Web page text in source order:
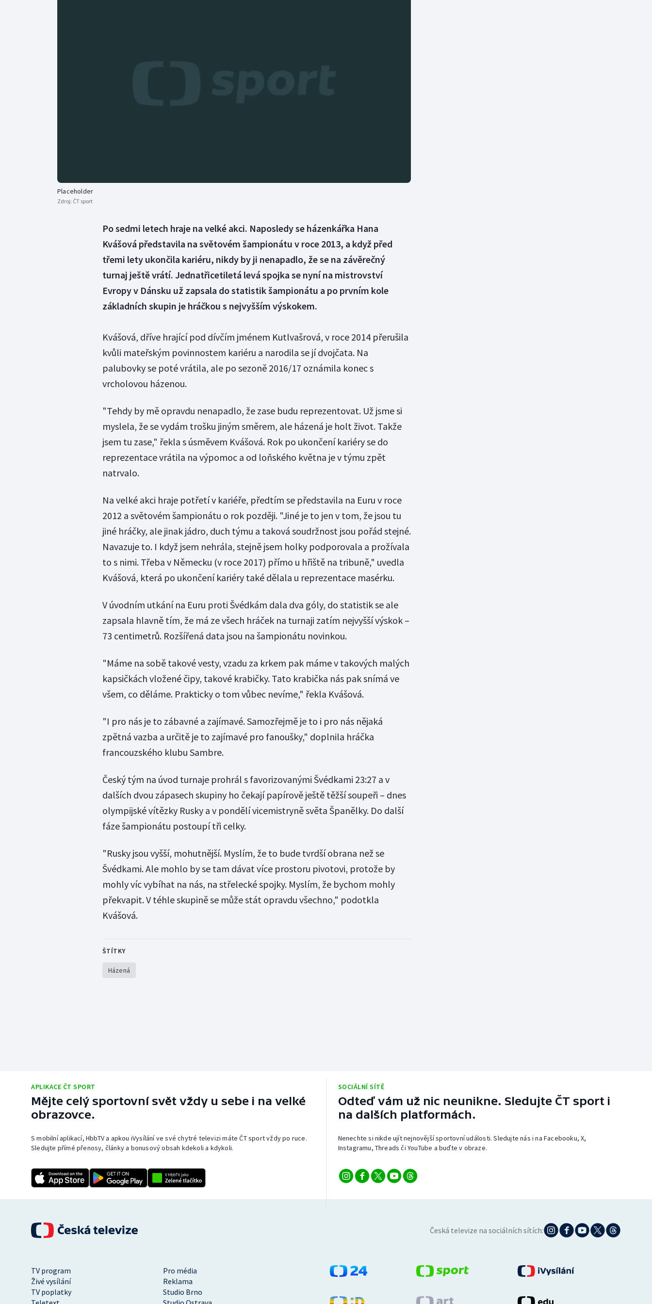
Parasport
Placeholder
Zdroj: ČT sport
Po sedmi letech hraje na velké akci. Naposledy se házenkářka Hana
Kvášová představila na světovém šampionátu v roce 2013, a když před
třemi lety ukončila kariéru, nikdy by ji nenapadlo, že se na závěrečný
turnaj ještě vrátí. Jednatřicetiletá levá spojka se nyní na mistrovství
Evropy v Dánsku už zapsala do statistik šampionátu a po prvním kole
základních skupin je hráčkou s nejvyšším výskokem.
Kvášová, dříve hrající pod dívčím jménem Kutlvašrová, v roce 2014 přerušila
kvůli mateřským povinnostem kariéru a narodila se jí dvojčata. Na
palubovky se poté vrátila, ale po sezoně 2016/17 oznámila konec s
vrcholovou házenou.
"Tehdy by mě opravdu nenapadlo, že zase budu reprezentovat. Už jsme si
myslela, že se vydám trošku jiným směrem, ale házená je holt život. Takže
jsem tu zase," řekla s úsměvem Kvášová. Rok po ukončení kariéry se do
reprezentace vrátila na výpomoc a od loňského května je v týmu zpět
natrvalo.
Na velké akci hraje potřetí v kariéře, předtím se představila na Euru v roce
2012 a světovém šampionátu o rok později. "Jiné je to jen v tom, že jsou tu
jiné hráčky, ale jinak jádro, duch týmu a taková soudržnost jsou pořád stejné.
Navazuje to. I když jsem nehrála, stejně jsem holky podporovala a prožívala
to s nimi. Třeba v Německu (v roce 2017) přímo u hřiště na tribuně," uvedla
Kvášová, která po ukončení kariéry také dělala u reprezentace masérku.
V úvodním utkání na Euru proti Švédkám dala dva góly, do statistik se ale
zapsala hlavně tím, že má ze všech hráček na turnaji zatím nejvyšší výskok –
73 centimetrů. Rozšířená data jsou na šampionátu novinkou.
"Máme na sobě takové vesty, vzadu za krkem pak máme v takových malých
kapsičkách vložené čipy, takové krabičky. Tato krabička nás pak snímá ve
všem, co děláme. Prakticky o tom vůbec nevíme," řekla Kvášová.
"I pro nás je to zábavné a zajímavé. Samozřejmě je to i pro nás nějaká
zpětná vazba a určitě je to zajímavé pro fanoušky," doplnila hráčka
francouzského klubu Sambre.
Český tým na úvod turnaje prohrál s favorizovanými Švédkami 23:27 a v
dalších dvou zápasech skupiny ho čekají papírově ještě těžší soupeři – dnes
olympijské vítězky Rusky a v pondělí vicemistryně světa Španělky. Do další
fáze šampionátu postoupí tři celky.
"Rusky jsou vyšší, mohutnější. Myslím, že to bude tvrdší obrana než se
Švédkami. Ale mohlo by se tam dávat více prostoru pivotovi, protože by
mohly víc vybíhat na nás, na střelecké spojky. Myslím, že bychom mohly
překvapit. V téhle skupině se může stát opravdu všechno," podotkla
Kvášová.
ŠTÍTKY
Házená
APLIKACE ČT SPORT
Mějte celý sportovní svět vždy u sebe i na velké
obrazovce.
S mobilní aplikací, HbbTV a apkou iVysílání ve své chytré televizi máte ČT sport vždy po ruce.
Sledujte přímé přenosy, články a bonusový obsah kdekoli a kdykoli.
SOCIÁLNÍ SÍTĚ
Odteď vám už nic neunikne. Sledujte ČT sport i
na dalších platformách.
Nenechte si nikde ujít nejnovější sportovní události. Sledujte nás i na Facebooku, X,
Instagramu, Threads či YouTube a buďte v obraze.
Česká televize na sociálních sítích:
TV program
Pro média
Živé vysílání
Reklama
TV poplatky
Studio Brno